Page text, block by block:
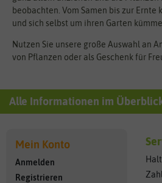
beobachten. Vom Samen bis zur Ernte
und sich selbst um ihren Garten
Nutzen Sie unsere große Auswahl an
von Pflanzen oder als Geschenk für
Alle Informationen im
Mein Konto
Anmelden
Registrieren